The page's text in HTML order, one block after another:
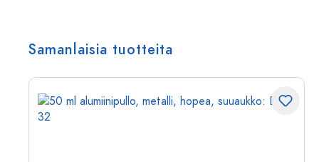
Samanlaisia tuotteita